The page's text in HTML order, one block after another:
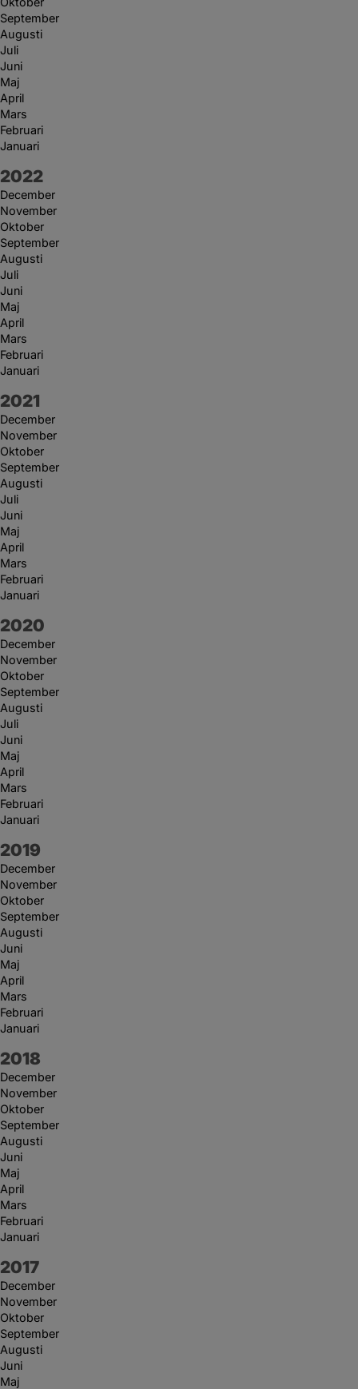
September
Augusti
Juli
Juni
Maj
April
Mars
Februari
Januari
År:
2022
December
November
Oktober
September
Augusti
Juli
Juni
Maj
April
Mars
Februari
Januari
År:
2021
December
November
Oktober
September
Augusti
Juli
Juni
Maj
April
Mars
Februari
Januari
År:
2020
December
November
Oktober
September
Augusti
Juli
Juni
Maj
April
Mars
Februari
Januari
År:
2019
December
November
Oktober
September
Augusti
Juni
Maj
April
Mars
Februari
Januari
År:
2018
December
November
Oktober
September
Augusti
Juni
Maj
April
Mars
Februari
Januari
År:
2017
December
November
Oktober
September
Augusti
Juni
Maj